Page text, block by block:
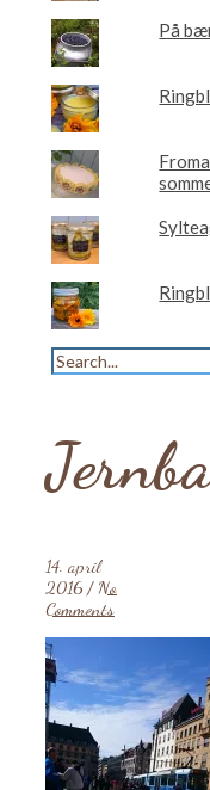
På
14. april
2016 / No
Comments